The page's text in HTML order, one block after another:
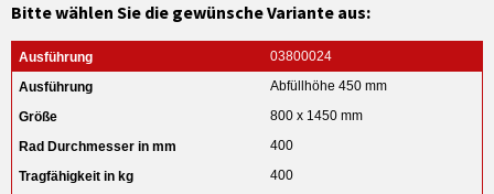
Bitte wählen Sie die gewünsche Variante aus:
03800024
Abfüllhöhe 450 mm
800 x 1450 mm
400
400